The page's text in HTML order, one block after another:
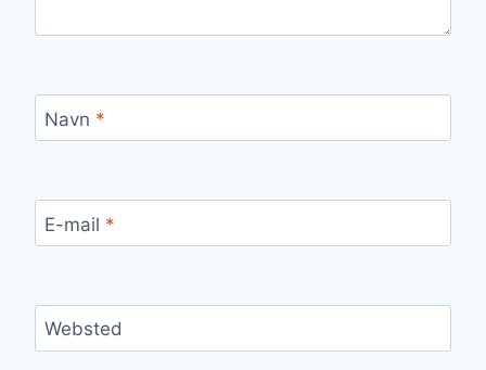
Navn *
E-mail *
Websted